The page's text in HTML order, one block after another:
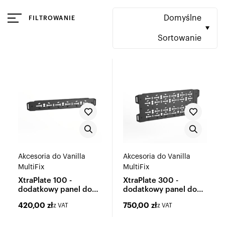
FILTROWANIE Domyślne
Sortowanie
Akcesoria do Vanilla
MultiFix
XtraPlate 100 -
dodatkowy panel do
420,00 złz VAT
Akcesoria do Vanilla
MultiFix
XtraPlate 300 -
dodatkowy panel do
750,00 złz VAT